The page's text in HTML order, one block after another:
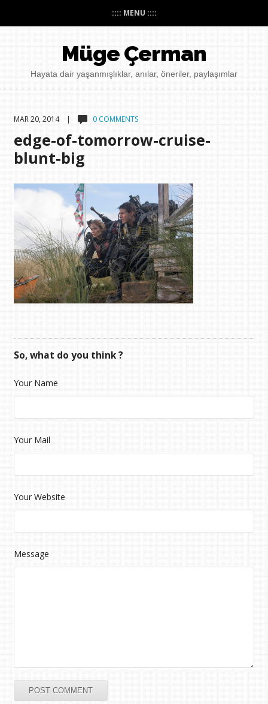
:::: MENU ::::
Müge Çerman
Hayata dair yaşanmışlıklar, anılar, öneriler, paylaşımlar
MAR 20, 2014 | 0 COMMENTS
edge-of-tomorrow-cruise-
blunt-big
So, what do you think ?
Your Name
Your Mail
Your Website
Message